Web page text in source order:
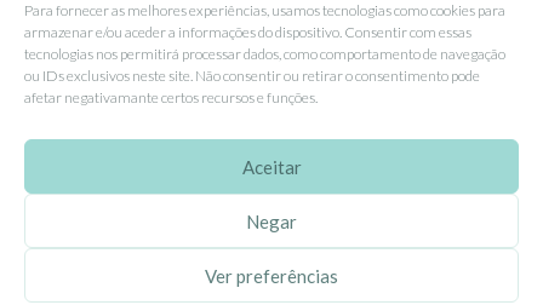
Para fornecer as melhores experiências, usamos tecnologias como cookies para
armazenar e/ou aceder a informações do dispositivo. Consentir com essas
tecnologias nos permitirá processar dados, como comportamento de navegação
ou IDs exclusivos neste site. Não consentir ou retirar o consentimento pode
afetar negativamante certos recursos e funções.
Aceitar
Negar
Ver preferências